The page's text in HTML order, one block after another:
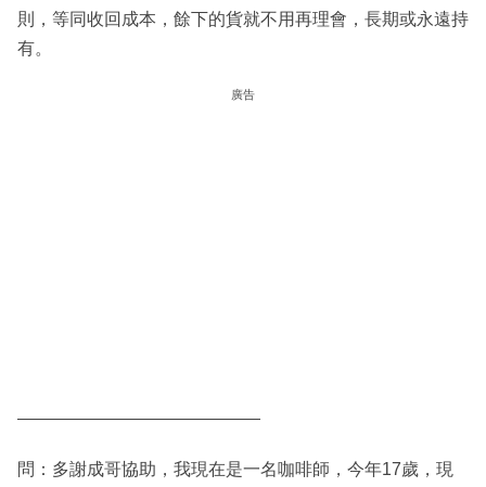
則，等同收回成本，餘下的貨就不用再理會，長期或永遠持
有。
廣告
——————————————
問：多謝成哥協助，我現在是一名咖啡師，今年17歲，現